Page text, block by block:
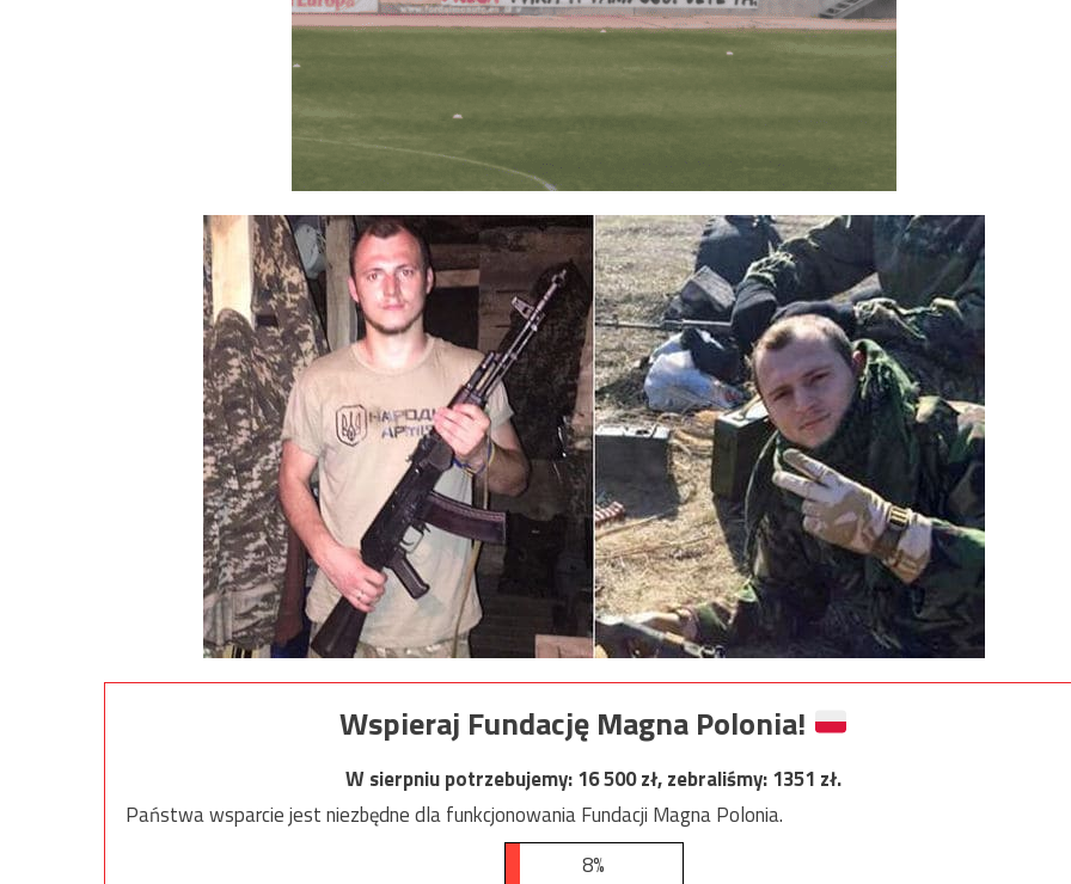
Wspieraj Fundację Magna Polonia!
W sierpniu potrzebujemy:16 500zł, zebraliśmy:1351 zł.
Państwa wsparcie jest niezbędne dla funkcjonowania Fundacji Magna Polonia.
8%